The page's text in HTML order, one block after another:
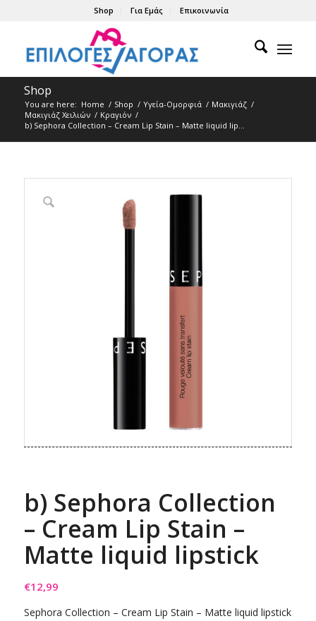
Shop Για Εμάς Επικοινωνία
Shop
You are here: Home / Shop / Υγεία-Ομορφιά / Μακιγιάζ /
Μακιγιάζ Χειλιών / Κραγιόν /
b) Sephora Collection – Cream Lip Stain – Matte liquid lip...
b) Sephora Collection
– Cream Lip Stain –
Matte liquid lipstick
€12,99
Sephora Collection – Cream Lip Stain – Matte liquid lipstick